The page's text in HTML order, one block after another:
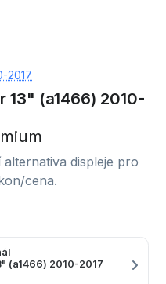
2017
13" (a1466) 2010-
displeje pro
cena.
(a1466) 2010-2017